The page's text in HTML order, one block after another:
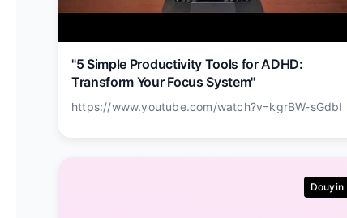
"5 Simple Productivity Tools for ADHD:
Transform Your Focus System"
https://www.youtube.com/watch?v=kgrBW-sGdbI
Douyin